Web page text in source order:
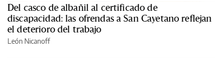
Del casco de albañil al certificado de
discapacidad: las ofrendas a San Cayetano reflejan
el deterioro del trabajo
León Nicanoff